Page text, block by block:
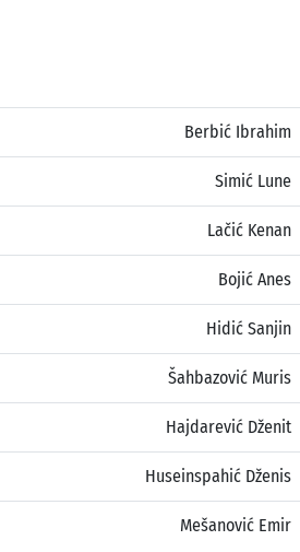
Berbić Ibrahim
Simić Lune
Lačić Kenan
Bojić Anes
Hidić Sanjin
Šahbazović Muris
Hajdarević Dženit
Huseinspahić Dženis
Mešanović Emir